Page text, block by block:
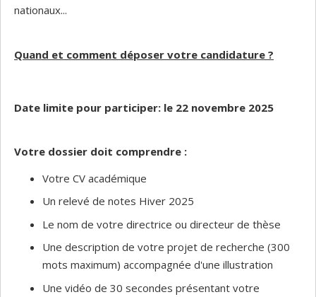
nationaux...
Quand et comment déposer votre candidature ?
Date limite pour participer: le 22 novembre 2025
Votre dossier doit comprendre :
Votre CV académique
Un relevé de notes Hiver 2025
Le nom de votre directrice ou directeur de thèse
Une description de votre projet de recherche (300
mots maximum) accompagnée d'une illustration
Une vidéo de 30 secondes présentant votre